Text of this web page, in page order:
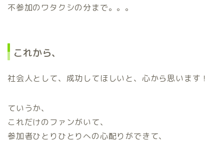
不参加のワタクシの分まで。。。
これから、
社会人として、成功してほしいと、心から思います！
ていうか、
これだけのファンがいて、
参加者ひとりひとりへの心配りができて、